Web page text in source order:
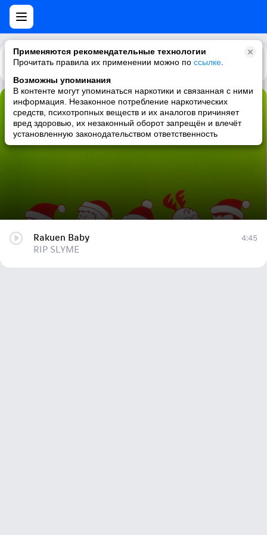
Применяются рекомендательные технологии
Прочитать правила их применении можно по ссылке
Возможны упоминания
В контенте могут упоминаться наркотики и связанная с ними
информация. Незаконное потребление наркотических
средств, психотропных веществ и их аналогов причиняет
вред здоровью, их незаконный оборот запрещён и влечёт
установленную законодательством ответственность
Каталог Рекомендации
Rakuen Baby
RIP SLYME
Rakuen Baby
RIP SLYME
4:45